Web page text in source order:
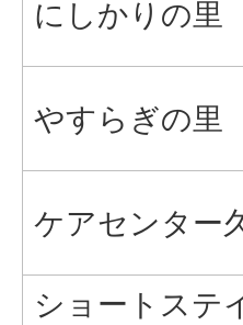
にしかりの里
やすらぎの里
ケアセンター
ショートステ